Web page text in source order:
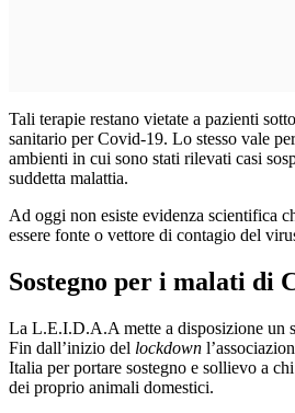
Tali terapie restano vietate a pazienti
sanitario per Covid-19. Lo stesso vale
ambienti in cui sono stati rilevati casi
suddetta malattia.
Ad oggi non esiste evidenza scientifica
essere fonte o vettore di contagio del
Sostegno per i malati di
La L.E.I.D.A.A mette a disposizione un
Fin dall’inizio del lockdown
Italia per portare sostegno e sollievo a
dei proprio animali domestici.